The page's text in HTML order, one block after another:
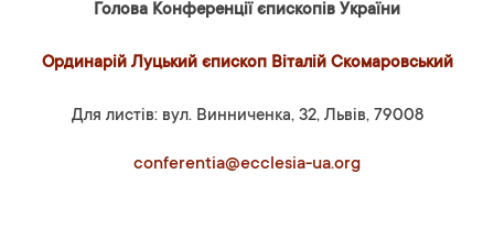
Голова Конференції єпископів України
Ординарій Луцький єпископ Віталій Скомаровський
Для листів: вул. Винниченка, 32, Львів, 79008
conferentia@ecclesia-ua.org